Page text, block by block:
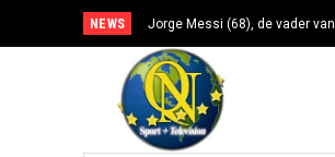
NEWS Jorge Messi (68), de vader